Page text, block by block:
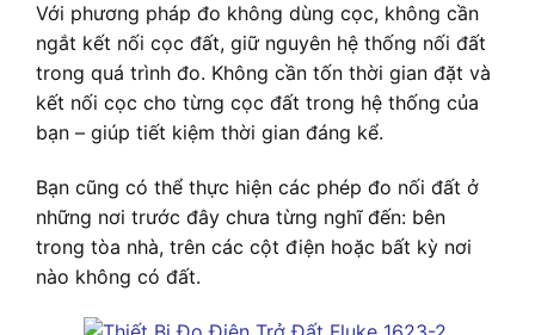
Với phương pháp đo không dùng cọc, không cần
ngắt kết nối cọc đất, giữ nguyên hệ thống nối đất
trong quá trình đo. Không cần tốn thời gian đặt và
kết nối cọc cho từng cọc đất trong hệ thống của
bạn – giúp tiết kiệm thời gian đáng kể.
Bạn cũng có thể thực hiện các phép đo nối đất ở
những nơi trước đây chưa từng nghĩ đến: bên
trong tòa nhà, trên các cột điện hoặc bất kỳ nơi
nào không có đất.